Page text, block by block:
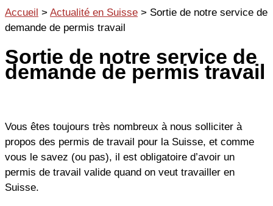
Aller
au
Accueil > Actualité en Suisse > Sortie de notre service de
demande de permis travail
Sortie de notre service de
demande de permis travail
Vous êtes toujours très nombreux à nous solliciter à
propos des permis de travail pour la Suisse, et comme
vous le savez (ou pas), il est obligatoire d’avoir un
permis de travail valide quand on veut travailler en
Suisse.